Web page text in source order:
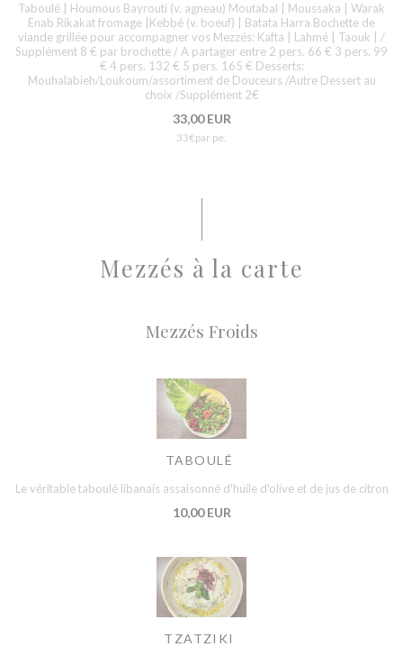
Taboulé | Houmous Bayrouti (v. agneau) Moutabal | Moussaka | Warak
Enab Rikakat fromage |Kebbé (v. boeuf) | Batata Harra Bochette de
viande grillée pour accompagner vos Mezzés: Kafta | Lahmé | Taouk | /
Supplément 8 € par brochette / A partager entre 2 pers. 66 € 3 pers. 99
€ 4 pers. 132 € 5 pers. 165 € Desserts:
Mouhalabieh/Loukoum/assortiment de Douceurs /Autre Dessert au
choix /Supplément 2€
33,00 EUR
33€par pe.
Mezzés à la carte
Mezzés Froids
TABOULÉ
Le véritable taboulé libanais assaisonné d'huile d'olive et de jus de citron
10,00 EUR
TZATZIKI